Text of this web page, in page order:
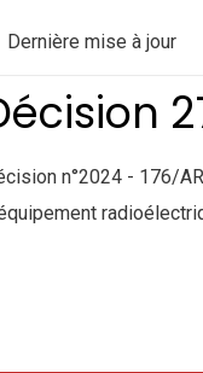
Dernière mise à jour
n°2024 - 176/